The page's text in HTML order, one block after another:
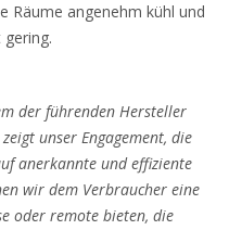
Räume angenehm kühl und
der führenden Hersteller
unser Engagement, die
anerkannte und effiziente
wir dem Verbraucher eine
oder remote bieten, die